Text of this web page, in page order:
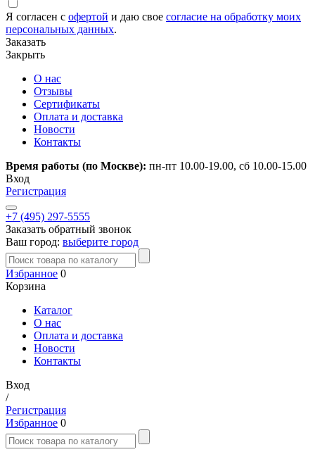
Я согласен с офертой и даю свое согласие на обработку моих
персональных данных.
Заказать
Закрыть
О нас
Отзывы
Сертификаты
Оплата и доставка
Новости
Контакты
Время работы (по Москве): пн-пт 10.00-19.00, сб 10.00-15.00
Вход
Регистрация
+7 (495) 297-5555
Заказать обратный звонок
Ваш город: выберите город
Избранное 0
Корзина
Каталог
О нас
Оплата и доставка
Новости
Контакты
Вход
/
Регистрация
Избранное 0